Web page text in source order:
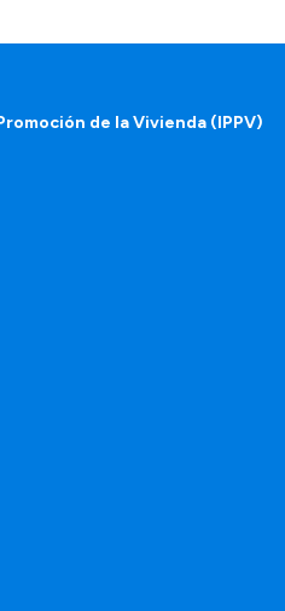
de la Vivienda (IPPV)